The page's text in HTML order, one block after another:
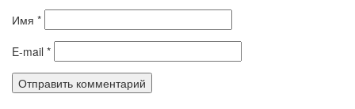
Имя *
E-mail *